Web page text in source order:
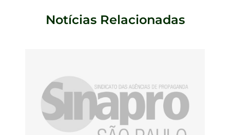
Notícias Relacionadas